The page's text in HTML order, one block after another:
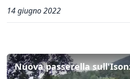
14 giugno 2022